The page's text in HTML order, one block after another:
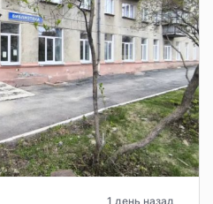
1 день назад